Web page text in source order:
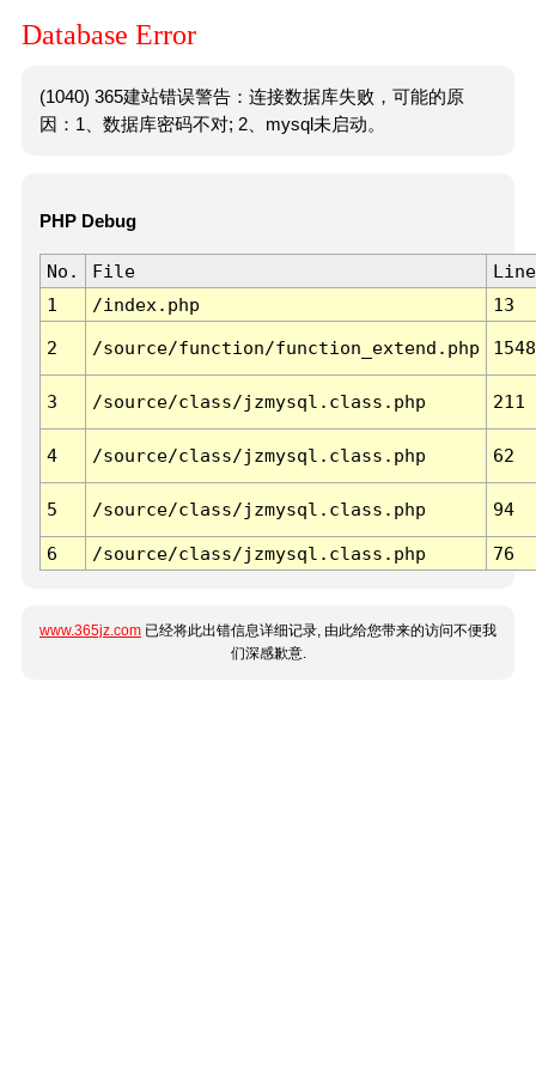
Database Error
(1040) 365建站错误警告：连接数据库失败，可能的原
因：1、数据库密码不对; 2、mysql未启动。
PHP Debug
No. File
Line
1
/index.php 13
2 /source/function/function_extend.php 1548
3 /source/class/jzmysql.class.php 211
4 /source/class/jzmysql.class.php 62
5 /source/class/jzmysql.class.php 94
6 /source/class/jzmysql.class.php 76
www.365jz.com 已经将此出错信息详细记录, 由此给您带来的访问不便我
们深感歉意.